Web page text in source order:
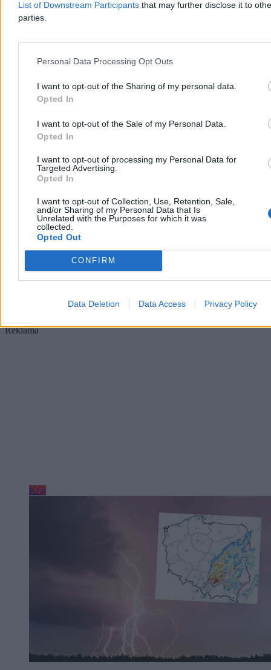
List of Downstream Participants that may further disclose it to
parties.
Personal Data Processing Opt Outs
I want to opt-out of the Sharing of my personal data.
Opted In
I want to opt-out of the Sale of my Personal Data.
Opted In
I want to opt-out of processing my Personal Data for
Targeted Advertising.
Opted In
I want to opt-out of Collection, Use, Retention, Sale,
and/or Sharing of my Personal Data that Is
Unrelated with the Purposes for which it was
collected.
Opted Out
CONFIRM
Data Deletion Data Access Privacy Policy
Zakupy online stały się systemem. Wygrywają ci,
którzy znają zasady
Zakupy w internecie miały być proste: znaleźć produkt, porównać
cenę, dodać do koszyka i zapłacić. W praktyce coraz częściej
przypominają system małych decyzji, w którym końcowa kwota
zależy nie tylko od ceny widocznej na karcie produktu.
Reklama
Kraj